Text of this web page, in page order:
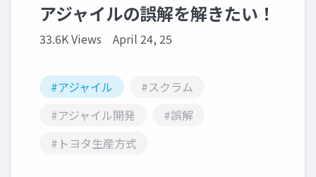
アジャイルの誤解を解きたい！
33.6K Views April 24, 25
#アジャイル
#スクラム
#アジャイル開発
#誤解
#トヨタ生産方式